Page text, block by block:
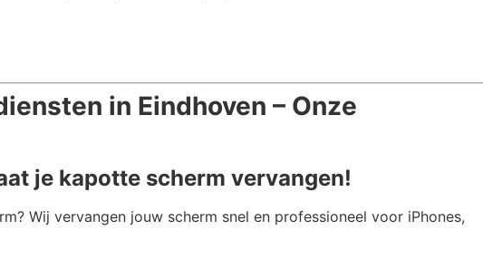
in Eindhoven – Onze
je kapotte scherm vervangen!
Wij vervangen jouw scherm snel en professioneel voor iPhones,